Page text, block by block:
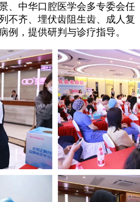
、中华口腔医学会多专委会任
不齐、埋伏齿阻生齿、成人复
例，提供研判与诊疗指导。